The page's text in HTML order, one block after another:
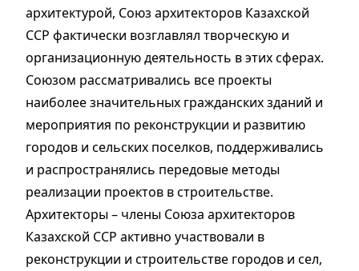
архитектурой, Союз архитекторов Казахской
ССР фактически возглавлял творческую и
организационную деятельность в этих сферах.
Союзом рассматривались все проекты
наиболее значительных гражданских зданий и
мероприятия по реконструкции и развитию
городов и сельских поселков, поддерживались
и распространялись передовые методы
реализации проектов в строительстве.
Архитекторы – члены Союза архитекторов
Казахской ССР активно участвовали в
реконструкции и строительстве городов и сел,